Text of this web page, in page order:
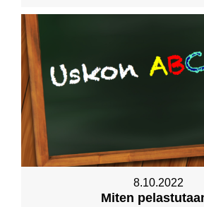
8.10.2022
Miten